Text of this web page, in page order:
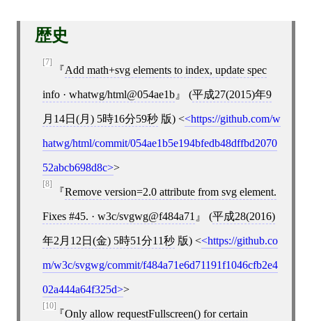
歴史
[7]
Add math+svg elements to index, update spec
info · whatwg/html@054ae1b (平成27(2015)年9
月14日(月) 5時16分59秒版) < https://github.com/w
hatwg/html/commit/054ae1b5e194bfedb48dffbd2070
52abcb698d8c >
[8]
Remove version=2.0 attribute from svg element.
Fixes #45. · w3c/svgwg@f484a71 (平成28(2016)
年2月12日(金) 5時51分11秒版) < https://github.co
m/w3c/svgwg/commit/f484a71e6d71191f1046cfb2e4
02a444a64f325d >
[10]
Only allow requestFullscreen() for certain